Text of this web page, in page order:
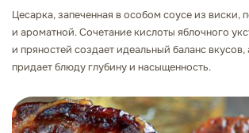
Цесарка, запеченная в особом соусе из виски,
и ароматной. Сочетание кислоты яблочного
и пряностей создает идеальный баланс
придает блюду глубину и насыщенность.